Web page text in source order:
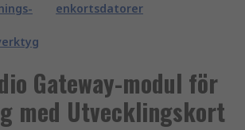
enkortsdatorer
Gateway-modul för
med Utvecklingskort